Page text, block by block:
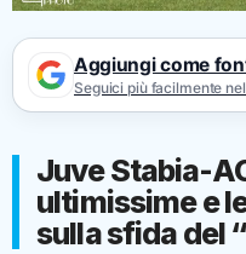
Aggiungi come
Seguici più facilmente
Juve Stabia-
ultimissime e
sulla sfida del